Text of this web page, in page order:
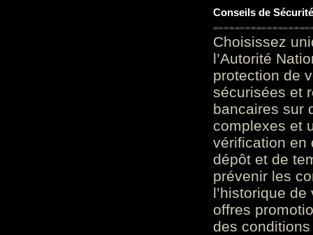
Conseils de
Choisissez
l’Autorité
protection de
sécurisées et
bancaires sur
complexes et
vérification en
dépôt et de
prévenir les
l’historique
offres
des